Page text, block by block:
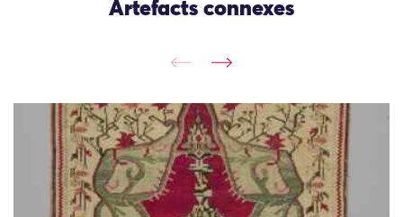
Artefacts connexes